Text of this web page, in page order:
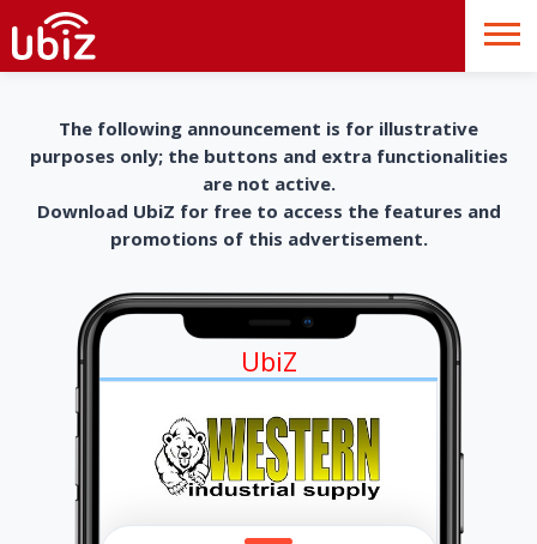
The following announcement is for illustrative
purposes only; the buttons and extra functionalities
are not active.
Download UbiZ for free to access the features and
promotions of this advertisement.
UbiZ